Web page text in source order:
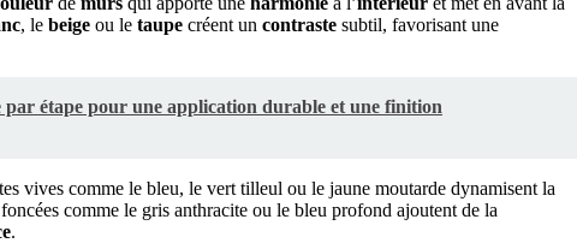
, le beige ou le taupe créent un contraste subtil, favorisant une
par étape pour une application durable et une finition
vives comme le bleu, le vert tilleul ou le jaune moutarde dynamisent la
comme le gris anthracite ou le bleu profond ajoutent de la
.